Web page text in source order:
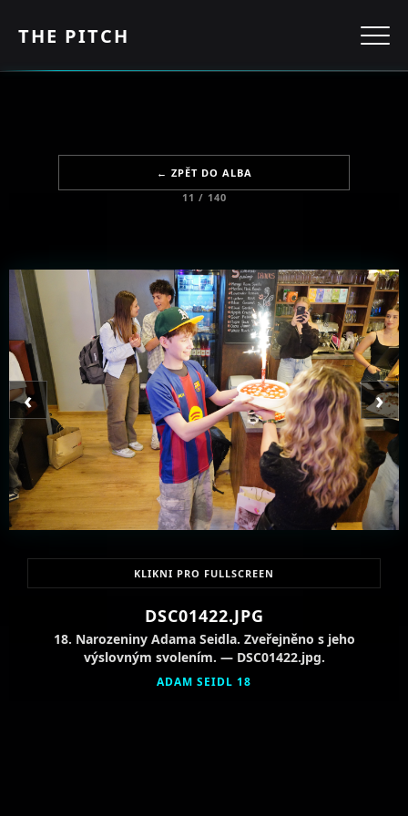
THE PITCH
← ZPĚT DO ALBA
11 / 140
‹ ›
KLIKNI PRO FULLSCREEN
DSC01422.JPG
18. Narozeniny Adama Seidla. Zveřejněno s jeho
výslovným svolením. — DSC01422.jpg.
ADAM SEIDL 18